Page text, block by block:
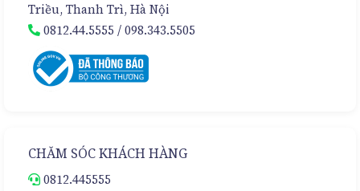
Triều, Thanh Trì, Hà Nội
0812.44.5555 /098.343.5505
CHĂM SÓC KHÁCH HÀNG
0812.445555